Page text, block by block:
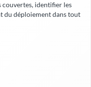
couvertes, identifier les
du déploiement dans tout